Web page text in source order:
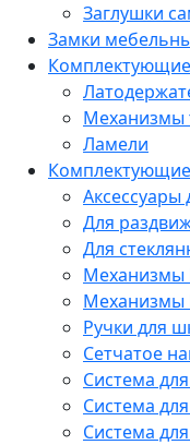
Заглушки
Замки
Механизмы
Ламели
Для
Для
Механизмы
Механизмы
Ручки для
Сетчатое
Система
Система
Система